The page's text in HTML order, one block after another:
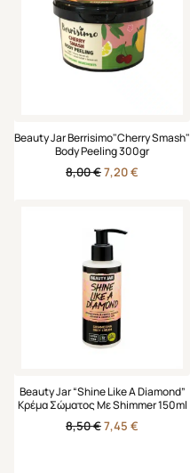
Beauty Jar Berrisimo"Cherry Smash"
Body Peeling 300gr
8,00€Original
8,00 €.
7,20€
Beauty Jar “Shine Like A Diamond”
Κρέμα Σώματος Με Shimmer 150ml
8,50€Original
7,45 €